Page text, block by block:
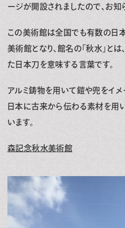
ージが開設されましたので、お知
この美術館は全国でも有数の日
美術館となり、館名の「秋水」と
た日本刀を意味する言葉です。
アルミ鋳物を用いて鎧や兜をイ
日本に古来から伝わる素材を用
います。
森記念秋水美術館